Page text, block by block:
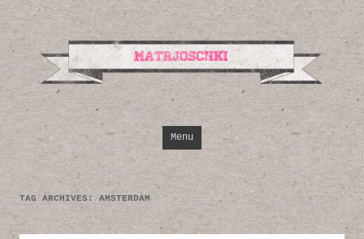
Design,
Menu Skip to content
TAG ARCHIVES:AMSTERDAM